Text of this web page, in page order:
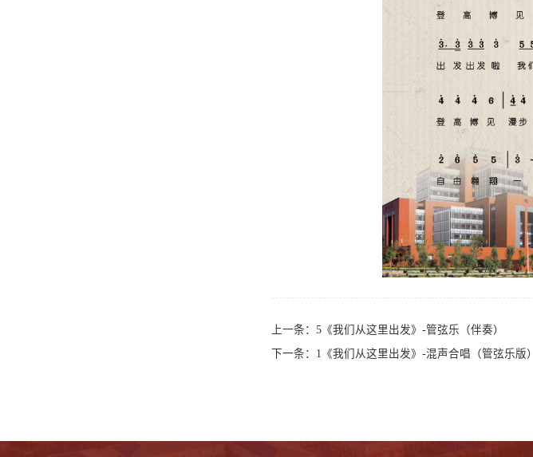
上一条： 5《我们从这里出发》-管弦乐（伴奏）
下一条： 1《我们从这里出发》-混声合唱（管弦乐版）